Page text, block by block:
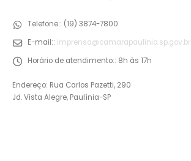
Telefone:: (19) 3874-7800
E-mail:: imprensa@camarapaulinia.sp.gov.br
Horário de atendimento:: 8h às 17h
Endereço: Rua Carlos Pazetti, 290
Jd. Vista Alegre, Paulínia-SP